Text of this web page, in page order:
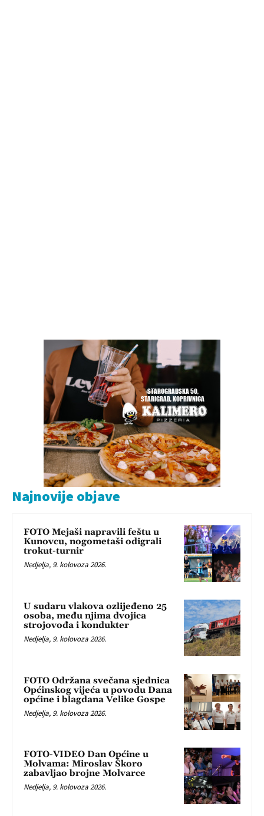
Najnovije objave
FOTO Mejaši napravili feštu u
Kunovcu, nogometaši odigrali
trokut-turnir
Nedjelja, 9. kolovoza 2026.
U sudaru vlakova ozlijeđeno 25
osoba, među njima dvojica
strojovođa i kondukter
Nedjelja, 9. kolovoza 2026.
FOTO Održana svečana sjednica
Općinskog vijeća u povodu Dana
općine i blagdana Velike Gospe
Nedjelja, 9. kolovoza 2026.
FOTO-VIDEO Dan Općine u
Molvama: Miroslav Škoro
zabavljao brojne Molvarce
Nedjelja, 9. kolovoza 2026.